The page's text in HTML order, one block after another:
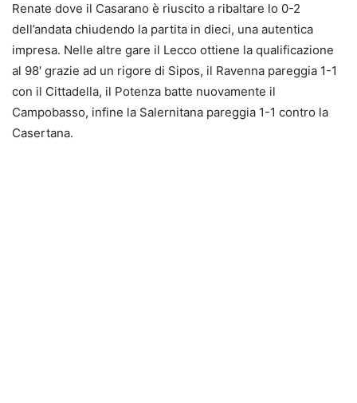
Renate dove il Casarano è riuscito a ribaltare lo 0-2
dell’andata chiudendo la partita in dieci, una autentica
impresa. Nelle altre gare il Lecco ottiene la qualificazione
al 98′ grazie ad un rigore di Sipos, il Ravenna pareggia 1-1
con il Cittadella, il Potenza batte nuovamente il
Campobasso, infine la Salernitana pareggia 1-1 contro la
Casertana.